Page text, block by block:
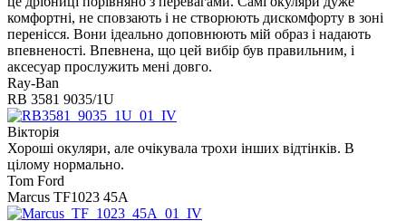
комфортні, не сповзають і не створюють дискомфорту в зоні
перенісся. Вони ідеально доповнюють мій образ і надають
впевненості. Впевнена, що цей вибір був правильним, і
аксесуар прослужить мені довго.
Ray-Ban
RB 3581 9035/1U
Вікторія
Хороші окуляри, але очікувала трохи інших відтінків. В
цілому нормально.
Tom Ford
Marcus TF1023 45A